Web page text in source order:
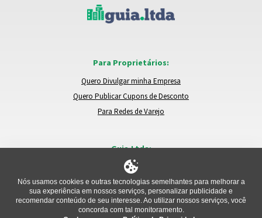
Para Proprietários:
Quero Divulgar minha Empresa
Quero Publicar Cupons de Desconto
Para Redes de Varejo
Guia.Ltda:
Locais e Empresas
Trocar de Região
Relatar um Problema
Nós usamos cookies e outras tecnologias semelhantes para melhorar a
sua experiência em nossos serviços, personalizar publicidade e
recomendar conteúdo de seu interesse. Ao utilizar nossos serviços, você
concorda com tal monitoramento.